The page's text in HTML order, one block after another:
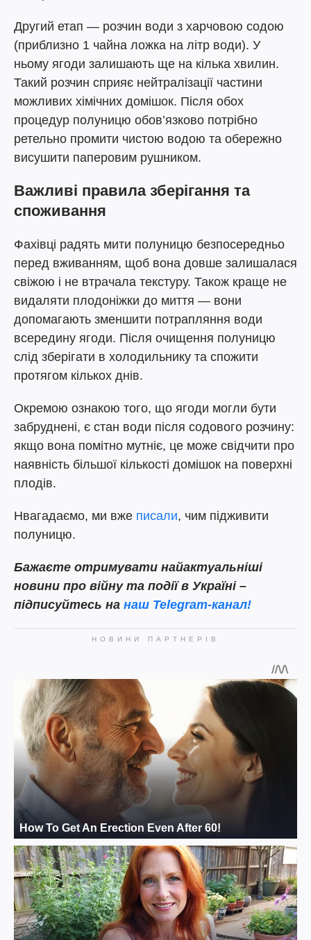
Другий етап — розчин води з харчовою содою
(приблизно 1 чайна ложка на літр води). У
ньому ягоди залишають ще на кілька хвилин.
Такий розчин сприяє нейтралізації частини
можливих хімічних домішок. Після обох
процедур полуницю обов’язково потрібно
ретельно промити чистою водою та обережно
висушити паперовим рушником.
Важливі правила зберігання та
споживання
Фахівці радять мити полуницю безпосередньо
перед вживанням, щоб вона довше залишалася
свіжою і не втрачала текстуру. Також краще не
видаляти плодоніжки до миття — вони
допомагають зменшити потрапляння води
всередину ягоди. Після очищення полуницю
слід зберігати в холодильнику та спожити
протягом кількох днів.
Окремою ознакою того, що ягоди могли бути
забруднені, є стан води після содового розчину:
якщо вона помітно мутніє, це може свідчити про
наявність більшої кількості домішок на поверхні
плодів.
Нвагадаємо, ми вже писали, чим підживити
полуницю.
Бажаєте отримувати найактуальніші
новини про війну та події в Україні –
підписуйтесь на наш Telegram-канал!